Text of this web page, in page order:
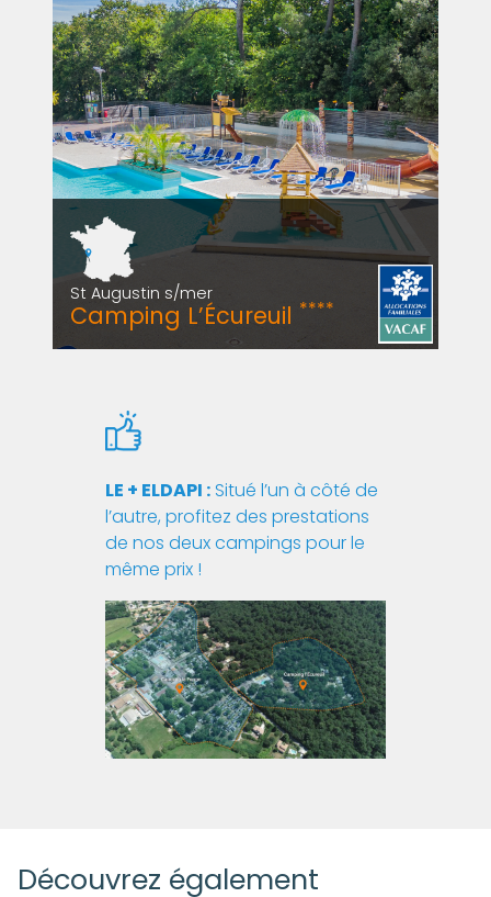
St Augustin s/mer
Camping L’Écureuil ****
LE + ELDAPI : Situé l’un à côté de
l’autre, profitez des prestations
de nos deux campings pour le
même prix !
Découvrez également